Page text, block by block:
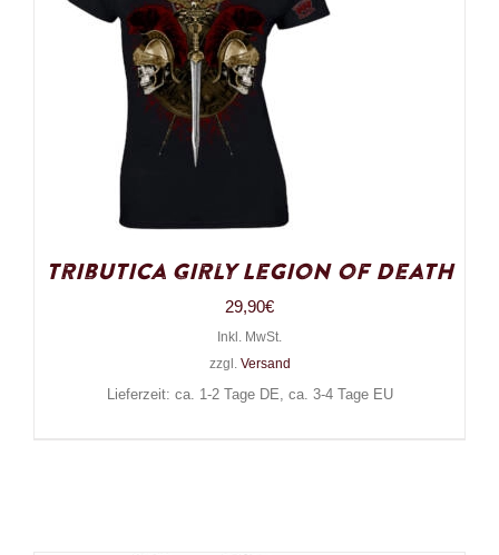
Tributica Girly Legion of Death
29,90€
Inkl. MwSt.
zzgl. Versand
Lieferzeit: ca. 1-2 Tage DE, ca. 3-4 Tage EU